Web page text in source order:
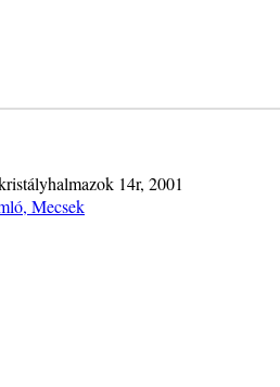
14r, 2001
Mecsek